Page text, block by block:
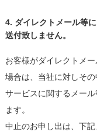
4. ダイレクトメール等
送付致しません。
お客様がダイレクトメ
場合は、当社に対しそ
サービスに関するメー
ます。
中止のお申し出は、下記